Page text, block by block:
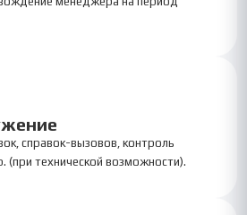
справок-вызовов, контроль
(при технической возможности).